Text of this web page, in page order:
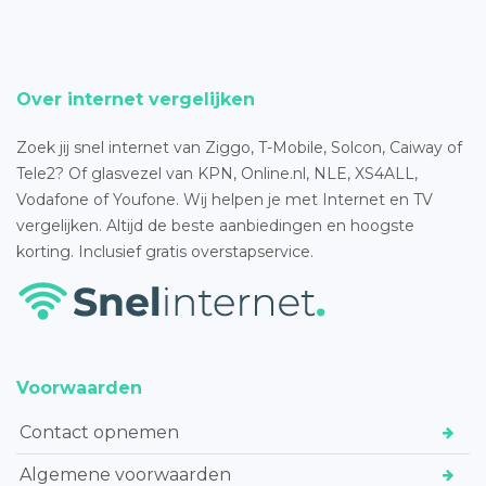
Over internet vergelijken
Zoek jij snel internet van Ziggo, T-Mobile, Solcon, Caiway of
Tele2? Of glasvezel van KPN, Online.nl, NLE, XS4ALL,
Vodafone of Youfone. Wij helpen je met Internet en TV
vergelijken. Altijd de beste aanbiedingen en hoogste
korting. Inclusief gratis overstapservice.
Voorwaarden
Contact opnemen
Algemene voorwaarden